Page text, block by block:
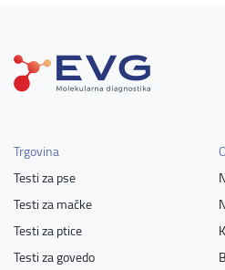
Trgovina
Testi za pse
Testi za mačke
Testi za ptice
Testi za govedo